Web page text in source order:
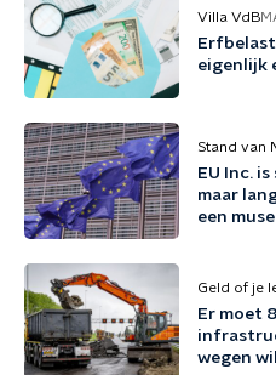
Villa VdB
eigenlijk
Stand van
EU Inc.
maar
een
Geld of je
Er moet
wegen